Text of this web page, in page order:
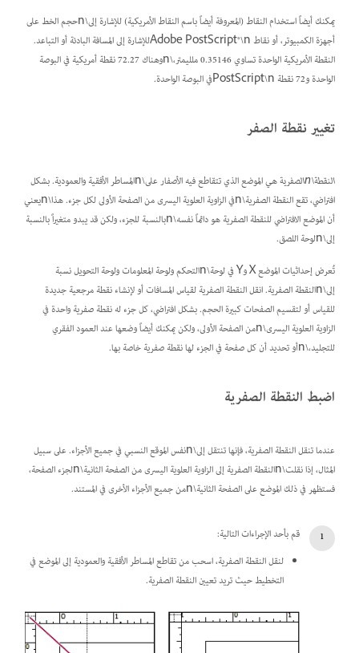
يمكنك أيضاً استخدام النقاط (المعروفة أيضاً باسم النقاط الأمريكية) للإشارة إلى\nحجم الخط على
أجهزة الكمبيوتر، أو نقاط Adobe PostScript®\nللإشارة إلى المسافة البادئة أو التباعد.
النقطة الأمريكية الواحدة تساوي 0.35146 ملليمتر،\nوهناك 72.27 نقطة أمريكية في البوصة
الواحدة و72 نقطة PostScript\nفي البوصة الواحدة.
تغيير نقطة الصفر
النقطة\nالصفرية
هي الموضع الذي تتقاطع فيه الأصفار على\nالمساطر الأفقية والعمودية. بشكل
افتراضي، تقع النقطة الصفرية\nفي الزاوية العلوية اليسرى من الصفحة الأولى لكل جزء. هذا\nيعني
أن الموضع الافتراضي للنقطة الصفرية هو دائماً نفسه\nبالنسبة للجزء، ولكن قد يبدو متغيراً بالنسبة
إلى\nلوحة اللصق.
تُعرض إحداثيات الموضع X وY في لوحة\nالتحكم ولوحة المعلومات ولوحة التحويل نسبة
إلى\nالنقطة الصفرية. انقل النقطة الصفرية لقياس المسافات أو لإنشاء نقطة مرجعية جديدة
للقياس أو لتقسيم الصفحات كبيرة الحجم. بشكل افتراضي، كل جزء له نقطة صفرية واحدة في
الزاوية العلوية اليسرى\nمن الصفحة الأولى، ولكن يمكنك أيضاً وضعها عند العمود الفقري
للتجليد،\nأو تحديد أن كل صفحة في الجزء لها نقطة صفرية خاصة بها.
اضبط النقطة الصفرية
عندما تنقل النقطة الصفرية، فإنها تنتقل إلى\nنفس الموقع النسبي في جميع الأجزاء. على سبيل
المثال، إذا نقلت\nالنقطة الصفرية إلى الزاوية العلوية اليسرى من الصفحة الثانية\nلجزء الصفحة،
فستظهر في ذلك الموضع على الصفحة الثانية\nمن جميع الأجزاء الأخرى في المستند.
قم بأحد الإجراءات التالية:
لنقل النقطة الصفرية، اسحب من تقاطع المساطر الأفقية والعمودية إلى الموضع في
التخطيط حيث تريد تعيين النقطة الصفرية.